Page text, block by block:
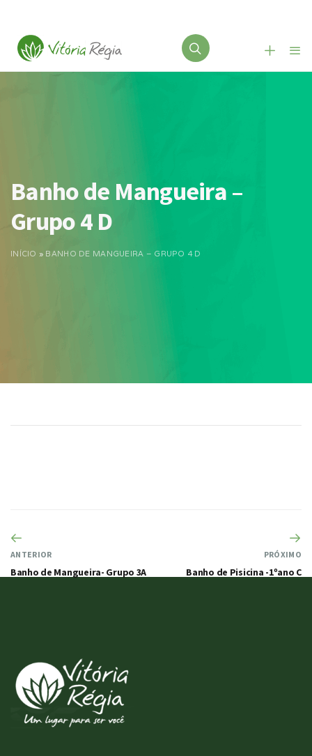
Banho de Mangueira –
Grupo 4 D
INÍCIO » BANHO DE MANGUEIRA – GRUPO 4 D
ANTERIOR
Banho de Mangueira- Grupo 3A
PRÓXIMO
Banho de Pisicina -1ºano C